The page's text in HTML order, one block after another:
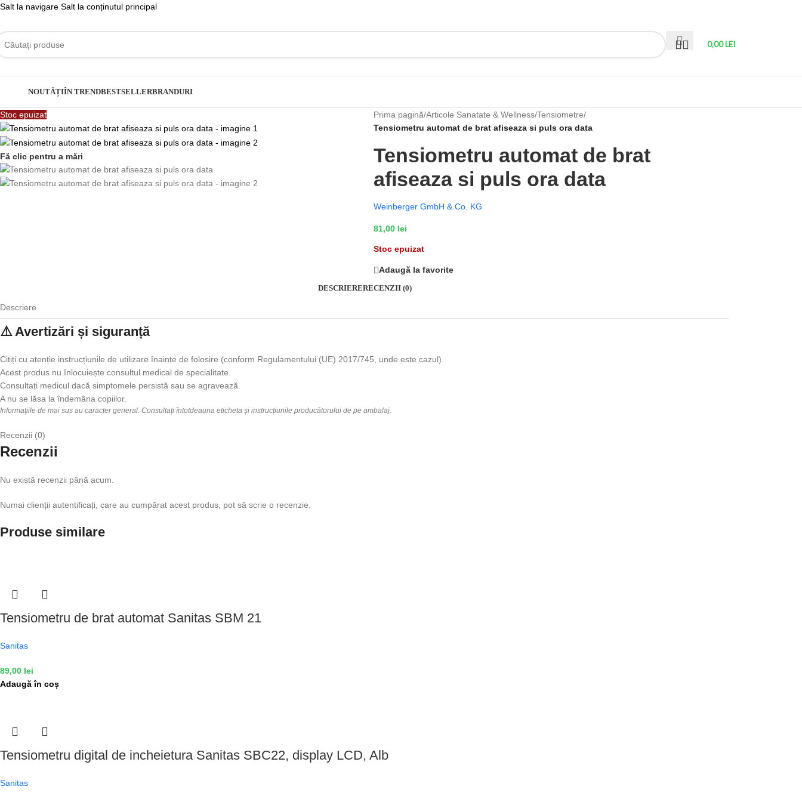
Salt la navigare Salt la conținutul principal
0,00LEI
NOUTĂȚIÎN TRENDBESTSELLERBRANDURI
Stoc epuizat
Fă clic pentru a mări
Prima pagină/Articole Sanatate & Wellness/Tensiometre/
Tensiometru automat de brat afiseaza si puls ora data
Tensiometru automat de brat
afiseaza si puls ora data
Weinberger GmbH & Co. KG
81,00 lei
Stoc epuizat
Adaugă la favorite
DESCRIERERECENZII (0)
Descriere
⚠️ Avertizări și siguranță
Citiți cu atenție instrucțiunile de utilizare înainte de folosire (conform Regulamentului (UE) 2017/745, unde este cazul).
Acest produs nu înlocuiește consultul medical de specialitate.
Consultați medicul dacă simptomele persistă sau se agravează.
A nu se lăsa la îndemâna copiilor.
Informațiile de mai sus au caracter general. Consultați întotdeauna eticheta și instrucțiunile producătorului de pe ambalaj.
Recenzii (0)
Recenzii
Nu există recenzii până acum.
Numai clienții autentificați, care au cumpărat acest produs, pot să scrie o recenzie.
Produse similare
Tensiometru de brat automat Sanitas SBM 21
Sanitas
89,00 lei
Adaugă în coș
Tensiometru digital de incheietura Sanitas SBC22, display LCD, Alb
Sanitas